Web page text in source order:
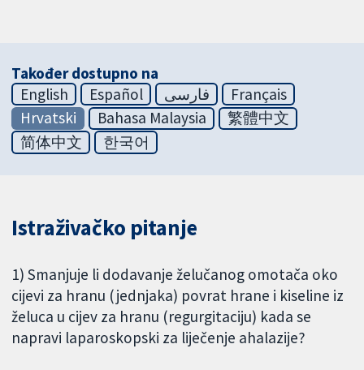
Također dostupno na
English
Español فارسی
Français
Hrvatski
Bahasa Malaysia
繁體中文
简体中文
한국어
Istraživačko pitanje
1) Smanjuje li dodavanje želučanog omotača oko
cijevi za hranu (jednjaka) povrat hrane i kiseline iz
želuca u cijev za hranu (regurgitaciju) kada se
napravi laparoskopski za liječenje ahalazije?